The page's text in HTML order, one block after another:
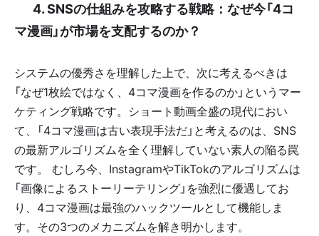
📈 4. SNSの仕組みを攻略する戦略：なぜ今「4コ
マ漫画」が市場を支配するのか？
システムの優秀さを理解した上で、次に考えるべきは
「なぜ1枚絵ではなく、4コマ漫画を作るのか」というマー
ケティング戦略です。ショート動画全盛の現代におい
て、「4コマ漫画は古い表現手法だ」と考えるのは、SNS
の最新アルゴリズムを全く理解していない素人の陥る罠
です。 むしろ今、InstagramやTikTokのアルゴリズムは
「画像によるストーリーテリング」を強烈に優遇してお
り、4コマ漫画は最強のハックツールとして機能しま
す。その3つのメカニズムを解き明かします。